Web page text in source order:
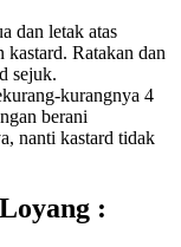
dan letak atas
Ratakan dan
sejuk.
kurangnya 4
berani
nanti kastard tidak
: